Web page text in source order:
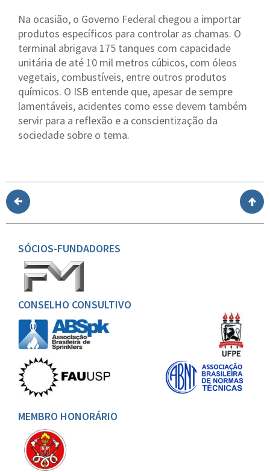
Na ocasião, o Governo Federal chegou a importar
produtos específicos para controlar as chamas. O
terminal abrigava 175 tanques com capacidade
unitária de até 10 mil metros cúbicos, com óleos
vegetais, combustíveis, entre outros produtos
químicos. O ISB entende que, apesar de sempre
lamentáveis, acidentes como esse devem também
servir para a reflexão e a conscientização da
sociedade sobre o tema.
SÓCIOS-FUNDADORES
CONSELHO CONSULTIVO
MEMBRO HONORÁRIO